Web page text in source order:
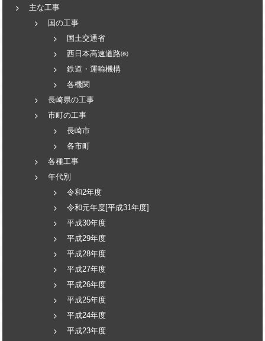
主な工事
国の工事
国土交通省
西日本高速道路㈱
鉄道・運輸機構
各機関
長崎県の工事
市町の工事
長崎市
各市町
各種工事
年代別
令和2年度
令和元年度[平成31年度]
平成30年度
平成29年度
平成28年度
平成27年度
平成26年度
平成25年度
平成24年度
平成23年度